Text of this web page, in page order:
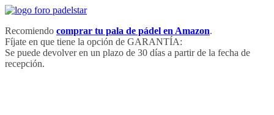
Saltar
contenido
Recomiendo comprar tu pala de pádel en Amazon.
Fíjate en que tiene la opción de GARANTÍA:
Se puede devolver en un plazo de 30 días a partir de la fecha de
recepción.